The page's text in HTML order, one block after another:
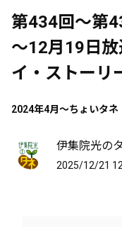
第434回～第
～12月19日
イ・ストーリ
2024年4月～ちょいタネ
伊集院光の
2025/12/21